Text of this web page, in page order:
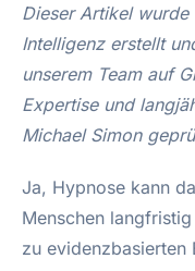
Dieser Artikel wurde
Intelligenz erstellt
unserem Team auf
Expertise und
Michael Simon
Ja, Hypnose kann
Menschen
zu evidenzbasierten